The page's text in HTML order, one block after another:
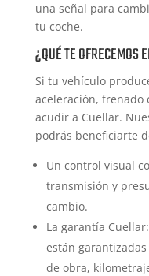
una señal para
tu coche.
¿QUÉ TE OFRECEMOS
Si tu vehículo
aceleración, frenado
acudir a Cuellar.
podrás beneficiarte
Un control visual
transmisión y
cambio.
La garantía
están
de obra,